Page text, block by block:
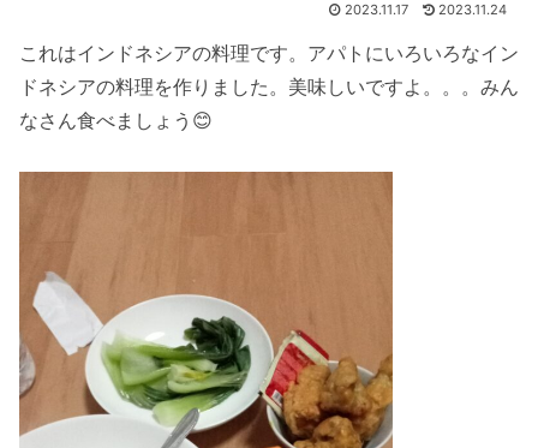
2023.11.17 2023.11.24
これはインドネシアの料理です。アパトにいろいろなイン
ドネシアの料理を作りました。美味しいですよ。。。みん
なさん食べましょう😊